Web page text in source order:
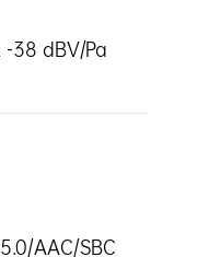
-38 dBV/Pa
AAC/SBC